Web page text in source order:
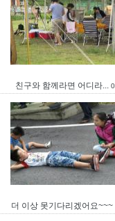
친구와 함께라면 어디라...
더 이상 못기다리겠어요~~~